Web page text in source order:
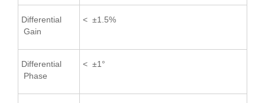
Differential
Gain
< ±1.5%
Differential
Phase
< ±1°